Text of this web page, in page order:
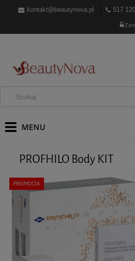
kontakt@beautynova.pl 517
PROFHILO Body KIT
PROMOCJA